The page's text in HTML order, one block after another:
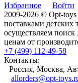
Избранное
Войти
2009-2026 © Opt-
поставками
осуществляем
ценам от
+7 (499) 112-49-58
Контакты:
Россия, Москва,
allorders@opt-